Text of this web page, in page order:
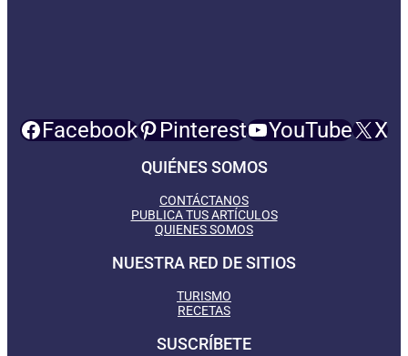
Facebook Pinterest YouTube X
QUIÉNES SOMOS
CONTÁCTANOS
PUBLICA TUS ARTÍCULOS
QUIENES SOMOS
NUESTRA RED DE SITIOS
TURISMO
RECETAS
SUSCRÍBETE